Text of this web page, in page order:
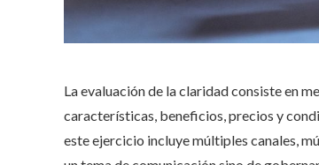
La evaluación de la claridad consiste en
características, beneficios, precios y
este ejercicio incluye múltiples canales,